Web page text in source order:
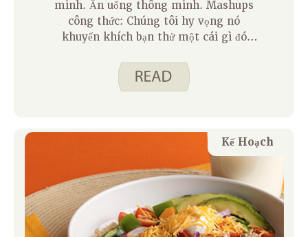
minh. Ăn uống thông minh. Mashups
công thức: Chúng tôi hy vọng nó
khuyến khích bạn thử một cái gì đó
lập kế hoạch bữa ăn một cách đáng ngạc
nhiên vì nó mang lại cho tôi cảm giác
thoảng tôi thấy mình ở trong một lối
Kế Hoạch